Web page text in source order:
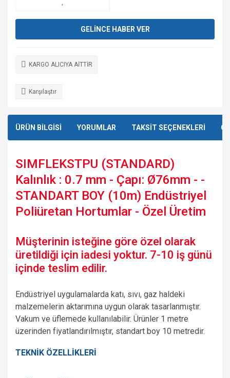
GELİNCE HABER VER
KARGO ALICIYA AİTTİR
Karşılaştır
ÜRÜN BİLGİSİ YORUMLAR TAKSİT SEÇENEKLERİ
SIMFLEKSTPU (STANDARD)
Kalınlık : 0.7 mm - Çapı: Ø76mm - -
STANDART BOY (10m) Endüstriyel
Poliüretan Hortumlar - Özel Üretim
Müşterinin isteğine göre özel olarak
üretildiği için iadesi yoktur. 7-10 iş günü
içinde teslim edilir.
Endüstriyel uygulamalarda katı, sıvı, gaz haldeki
malzemelerin aktarımına uygun olarak tasarlanmıştır.
Vakum ve üflemede kullanılabilir. Ürünler 1 metre
üzerinden fiyatlandırılmıştır, standart boy 10 metredir.
TEKNİK ÖZELLİKLERİ